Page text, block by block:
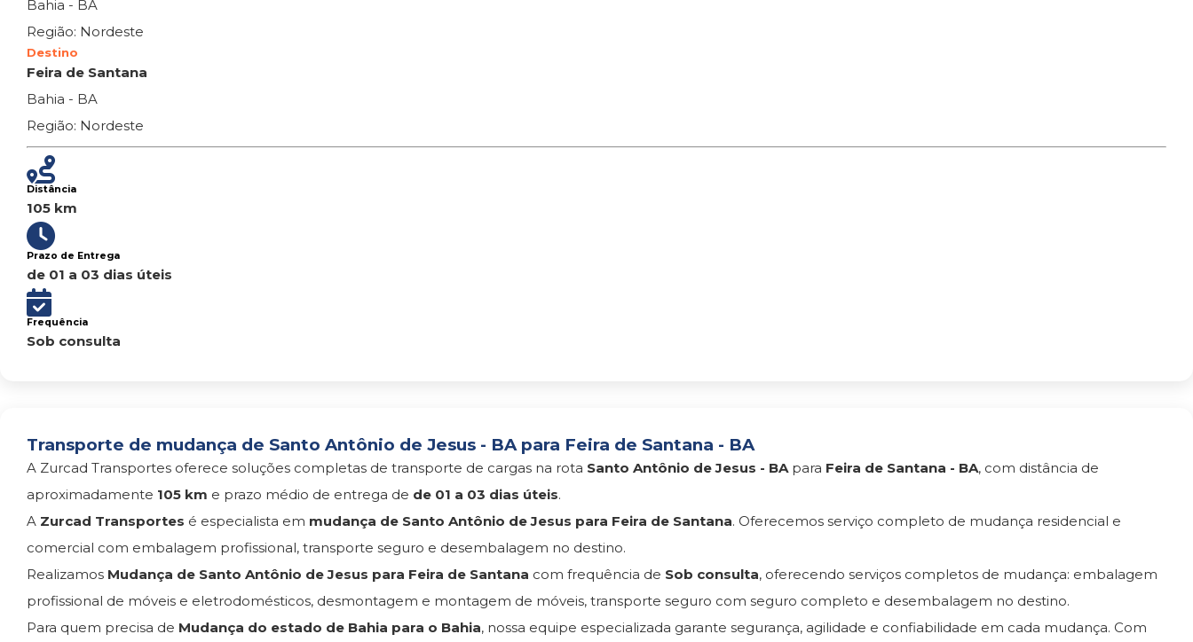
Bahia - BA
Região: Nordeste
Destino
Feira de Santana
Bahia - BA
Região: Nordeste
Distância
105 km
Prazo de Entrega
de 01 a 03 dias úteis
Frequência
Sob consulta
Transporte de mudança de Santo Antônio de Jesus - BA para Feira de Santana - BA
A Zurcad Transportes oferece soluções completas de transporte de cargas na rota Santo Antônio de Jesus - BApara Feira de Santana - BA, com distância de
aproximadamente 105 km e prazo médio de entrega de de 01 a 03 dias úteis.
A Zurcad Transportes é especialista em mudança de Santo Antônio de Jesus para Feira de Santana. Oferecemos serviço completo de mudança residencial e
comercial com embalagem profissional, transporte seguro e desembalagem no destino.
Realizamos Mudança de Santo Antônio de Jesus para Feira de Santana com frequência de Sob consulta, oferecendo serviços completos de mudança: embalagem
profissional de móveis e eletrodomésticos, desmontagem e montagem de móveis, transporte seguro com seguro completo e desembalagem no destino.
Para quem precisa de Mudança do estado de Bahia para o Bahia, nossa equipe especializada garante segurança, agilidade e confiabilidade em cada mudança. Com